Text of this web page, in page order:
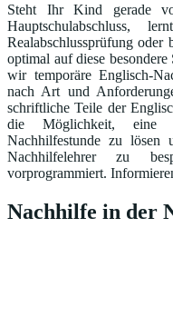
Steht Ihr Kind gerade
Hauptschulabschluss,
Realabschlussprüfung
optimal auf diese
wir temporäre Englisch-
nach Art und
schriftliche Teile der
die Möglichkeit, eine
Nachhilfestunde zu lösen
Nachhilfelehrer zu
vorprogrammiert.
Nachhilfe in der